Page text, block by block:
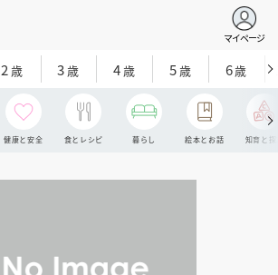
マイページ
2 歳 3歳 4歳 5歳 6歳
健康と安全 食とレシピ 暮らし 絵本とお話 知育と探